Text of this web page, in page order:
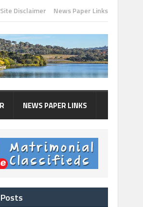
Site Disclaimer News Paper Links
NEWS PAPER LINKS